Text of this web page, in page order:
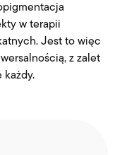
w terapii
Jest to więc
z zalet
każdy.